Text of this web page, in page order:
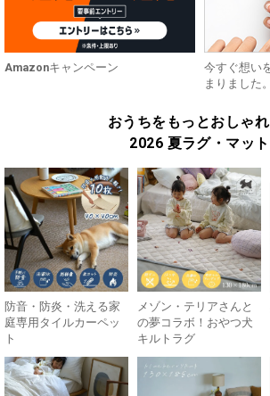
Amazonキャンペーン
今すぐ想い
まりました。
おうちをもっとおしゃ
2026 夏ラグ・マット
防音・防炎・洗える家
庭専用タイルカーペッ
ト
メゾン・テリアさんと
の夢コラボ！おやつ犬
キルトラグ